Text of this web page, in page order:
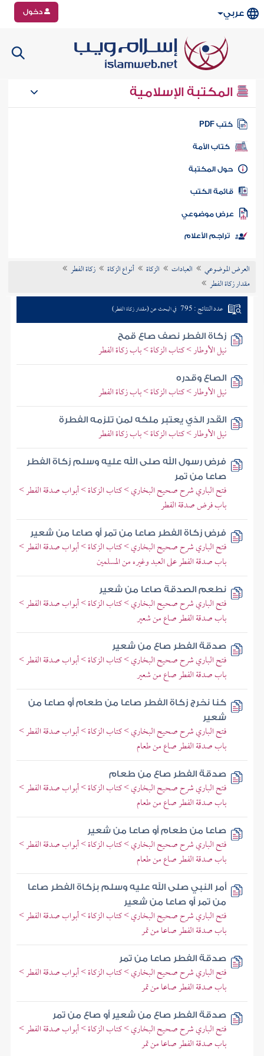
عربي دخول
المكتبة الإسلامية
كتب PDF
كتاب الأمة
المكتبة
الكتب
موضوعي
تراجم الأعلام
العرض الموضوعي العبادات الزكاة أنواع الزكاة
زكاة الفطر
مقدار زكاة الفطر
عدد النتائج : 795 في البحث عن (مقدار زكاة الفطر)
زكاة الفطر نصف صاع قمح
نيل الأوطار > كتاب الزكاة > باب زكاة الفطر
الصاع وقدره
نيل الأوطار > كتاب الزكاة > باب زكاة الفطر
القدر الذي يعتبر ملكه لمن تلزمه الفطرة
نيل الأوطار > كتاب الزكاة > باب زكاة الفطر
فرض رسول الله صلى الله عليه وسلم زكاة الفطر
صاعا من تمر
فتح الباري شرح صحيح البخاري > كتاب الزكاة > أبواب صدقة الفطر >
باب فرض صدقة الفطر
فرض زكاة الفطر صاعا من تمر أو صاعا من شعير
فتح الباري شرح صحيح البخاري > كتاب الزكاة > أبواب صدقة الفطر >
باب صدقة الفطر على العبد وغيره من المسلمين
نطعم الصدقة صاعا من شعير
فتح الباري شرح صحيح البخاري > كتاب الزكاة > أبواب صدقة الفطر >
باب صدقة الفطر صاع من شعير
صدقة الفطر صاع من شعير
فتح الباري شرح صحيح البخاري > كتاب الزكاة > أبواب صدقة الفطر >
باب صدقة الفطر صاع من شعير
كنا نخرج زكاة الفطر صاعا من طعام أو صاعا من
شعير
فتح الباري شرح صحيح البخاري > كتاب الزكاة > أبواب صدقة الفطر >
باب صدقة الفطر صاع من طعام
صدقة الفطر صاع من طعام
فتح الباري شرح صحيح البخاري > كتاب الزكاة > أبواب صدقة الفطر >
باب صدقة الفطر صاع من طعام
صاعا من طعام أو صاعا من شعير
فتح الباري شرح صحيح البخاري > كتاب الزكاة > أبواب صدقة الفطر >
باب صدقة الفطر صاع من طعام
أمر النبي صلى الله عليه وسلم بزكاة الفطر صاعا
من تمر أو صاعا من شعير
فتح الباري شرح صحيح البخاري > كتاب الزكاة > أبواب صدقة الفطر >
باب صدقة الفطر صاعا من تمر
صدقة الفطر صاعا من تمر
فتح الباري شرح صحيح البخاري > كتاب الزكاة > أبواب صدقة الفطر >
باب صدقة الفطر صاعا من تمر
صدقة الفطر صاع من شعير أو صاع من تمر
فتح الباري شرح صحيح البخاري > كتاب الزكاة > أبواب صدقة الفطر >
باب صدقة الفطر صاعا من تمر